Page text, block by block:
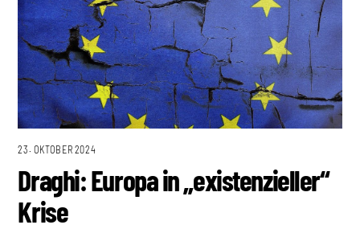
23. OKTOBER 2024
Draghi: Europa in „existenzieller“
Krise